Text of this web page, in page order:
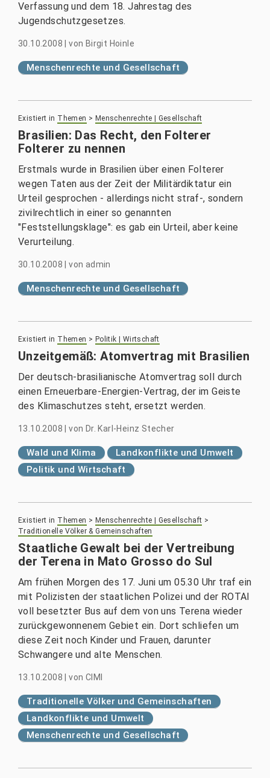
Verfassung und dem 18. Jahrestag des
Jugendschutzgesetzes.
30.10.2008 |von Birgit Hoinle
Menschenrechte und Gesellschaft
Existiert in Themen > Menschenrechte | Gesellschaft
Brasilien: Das Recht, den Folterer
Folterer zu nennen
Erstmals wurde in Brasilien über einen Folterer
wegen Taten aus der Zeit der Militärdiktatur ein
Urteil gesprochen - allerdings nicht straf-, sondern
zivilrechtlich in einer so genannten
"Feststellungsklage": es gab ein Urteil, aber keine
Verurteilung.
30.10.2008 |von admin
Menschenrechte und Gesellschaft
Existiert in Themen > Politik | Wirtschaft
Unzeitgemäß: Atomvertrag mit Brasilien
Der deutsch-brasilianische Atomvertrag soll durch
einen Erneuerbare-Energien-Vertrag, der im Geiste
des Klimaschutzes steht, ersetzt werden.
13.10.2008 |von Dr. Karl-Heinz Stecher
Wald und Klima
Landkonflikte und Umwelt
Politik und Wirtschaft
Existiert in Themen > Menschenrechte | Gesellschaft >
Traditionelle Völker & Gemeinschaften
Staatliche Gewalt bei der Vertreibung
der Terena in Mato Grosso do Sul
Am frühen Morgen des 17. Juni um 05.30 Uhr traf ein
mit Polizisten der staatlichen Polizei und der ROTAI
voll besetzter Bus auf dem von uns Terena wieder
zurückgewonnenem Gebiet ein. Dort schliefen um
diese Zeit noch Kinder und Frauen, darunter
Schwangere und alte Menschen.
13.10.2008 |von CIMI
Traditionelle Völker und Gemeinschaften
Landkonflikte und Umwelt
Menschenrechte und Gesellschaft